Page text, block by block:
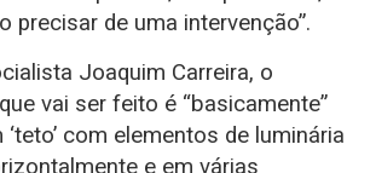
precisar de uma intervenção”.
Joaquim Carreira, o
vai ser feito é “basicamente”
‘teto’ com elementos de luminária
e em várias